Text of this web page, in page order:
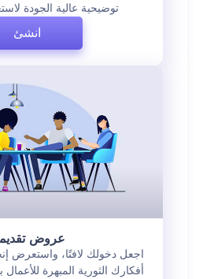
توضيحية عالية الجودة
انشئ
عروض
اجعل دخولك لافتًا، واستعرض
أفكارك الثورية المبهرة